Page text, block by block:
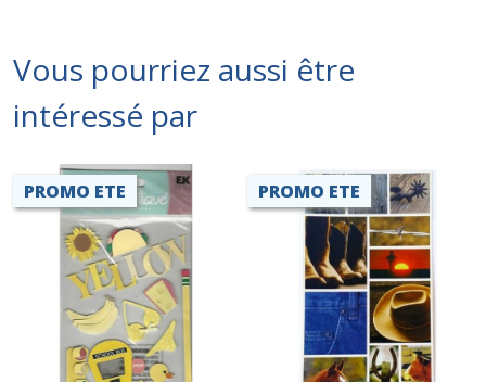
Vous pourriez aussi être
intéressé par
PROMO ETE PROMO ETE